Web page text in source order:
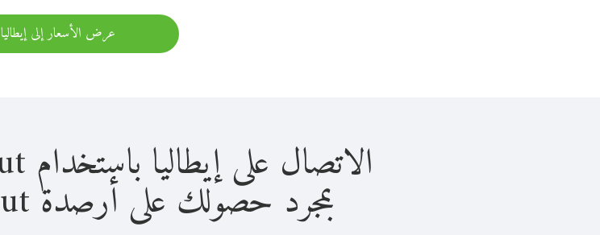
عرض الأسعار إلى إيطاليا
الاتصال على إيطاليا باستخدام Viber Out سهل للغاية.
بمجرد حصولك على أرصدة Viber Out، يمكنك: